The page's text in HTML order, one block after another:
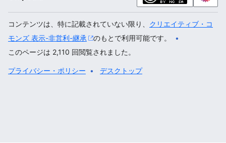
コンテンツは、特に記載されていない限り、 クリエイティブ・コ
モンズ 表示-非営利-継承
のもとで利用可能です。
このページは 2,110 回閲覧されました。
プライバシー・ポリシー デスクトップ